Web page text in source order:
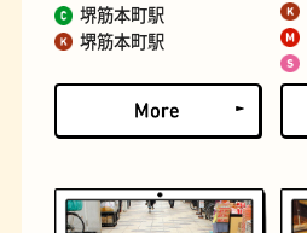
堺筋本町駅
堺筋本町駅